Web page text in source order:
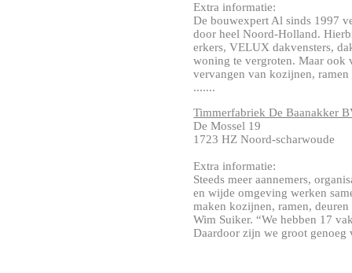
Extra informatie:
De bouwexpert Al sinds 1997
door heel Noord-Holland.
erkers, VELUX dakvensters,
woning te vergroten. Maar ook
vervangen van kozijnen,
.......
Timmerfabriek De Baanakker
De Mossel 19
1723 HZ Noord-scharwoude
Extra informatie:
Steeds meer aannemers,
en wijde omgeving werken
maken kozijnen, ramen,
Wim Suiker. “We hebben 17
Daardoor zijn we groot genoeg